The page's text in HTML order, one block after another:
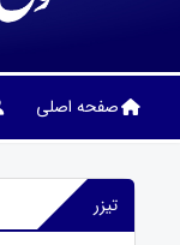
صفحه اصلی
تیزر